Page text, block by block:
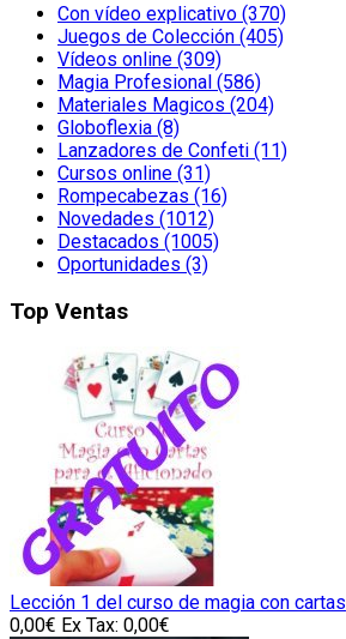
Con vídeo explicativo (370)
Juegos de Colección (405)
Vídeos online (309)
Magia Profesional (586)
Materiales Magicos (204)
Globoflexia (8)
Lanzadores de Confeti (11)
Cursos online (31)
Rompecabezas (16)
Novedades (1012)
Destacados (1005)
Oportunidades (3)
Top Ventas
Lección 1 del curso de magia con cartas
0,00€ Ex Tax: 0,00€